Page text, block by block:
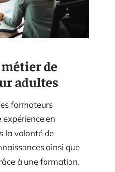
de
adultes
formateurs
expérience en
la volonté de
ainsi que
à une formation.